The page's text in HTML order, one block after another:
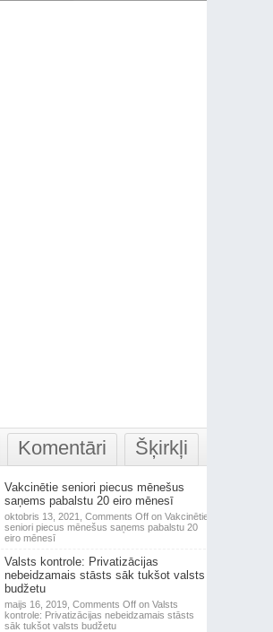
Komentāri Šķirkļi
Vakcinētie seniori piecus mēnešus
saņems pabalstu 20 eiro mēnesī
oktobris 13, 2021, Comments Offon Vakcinētie
seniori piecus mēnešus saņems pabalstu 20
eiro mēnesī
Valsts kontrole: Privatizācijas
nebeidzamais stāsts sāk tukšot valsts
budžetu
maijs 16, 2019, Comments Offon Valsts
kontrole: Privatizācijas nebeidzamais stāsts
sāk tukšot valsts budžetu